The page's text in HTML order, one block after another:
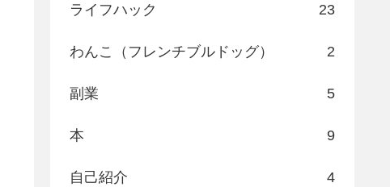
ライフハック 23
わんこ（フレンチブルドッグ） 2
副業 5
本 9
自己紹介 4